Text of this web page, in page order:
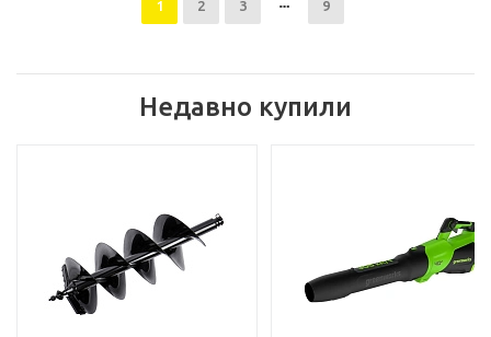
1 2 3 9
Недавно купили